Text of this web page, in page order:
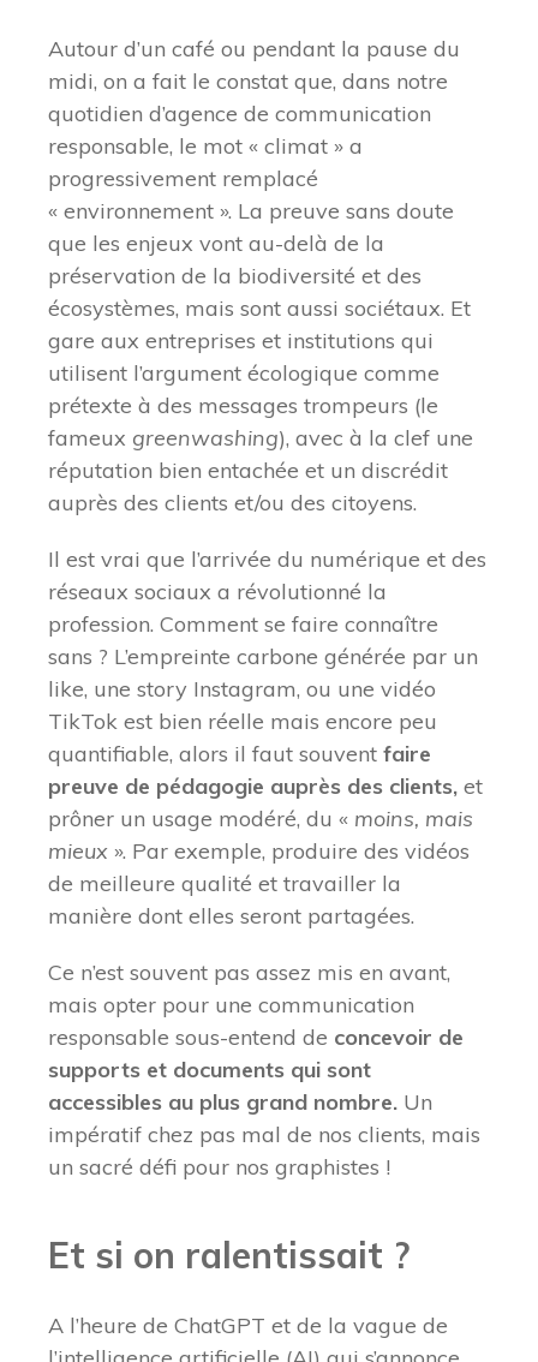
Autour d’un café ou pendant la pause du
midi, on a fait le constat que, dans notre
quotidien d’agence de communication
responsable, le mot « climat » a
progressivement remplacé
« environnement ». La preuve sans doute
que les enjeux vont au-delà de la
préservation de la biodiversité et des
écosystèmes, mais sont aussi sociétaux. Et
gare aux entreprises et institutions qui
utilisent l’argument écologique comme
prétexte à des messages trompeurs (le
fameux greenwashing), avec à la clef une
réputation bien entachée et un discrédit
auprès des clients et/ou des citoyens.
Il est vrai que l’arrivée du numérique et des
réseaux sociaux a révolutionné la
profession. Comment se faire connaître
sans ? L’empreinte carbone générée par un
like, une story Instagram, ou une vidéo
TikTok est bien réelle mais encore peu
quantifiable, alors il faut souvent faire
preuve de pédagogie auprès des clients, et
prôner un usage modéré, du « moins, mais
mieux ». Par exemple, produire des vidéos
de meilleure qualité et travailler la
manière dont elles seront partagées.
Ce n’est souvent pas assez mis en avant,
mais opter pour une communication
responsable sous-entend de concevoir de
supports et documents qui sont
accessibles au plus grand nombre. Un
impératif chez pas mal de nos clients, mais
un sacré défi pour nos graphistes !
Et si on ralentissait ?
A l’heure de ChatGPT et de la vague de